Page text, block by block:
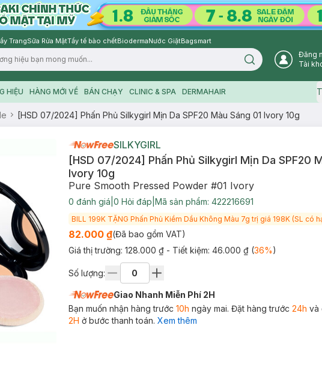
TrangSữa Rửa MặtTẩy tế bào chếtBiodermaNước GiặtBagsmart
Search icon
Đăng
Tài
HIỆU HÀNG MỚI VỀ BÁN CHẠY CLINIC & SPA DERMAHAIR
[HSD 07/2024] Phấn Phủ Silkygirl Mịn Da SPF20 Màu Sáng 01 Ivory 10g
SILKYGIRL
[HSD 07/2024] Phấn Phủ Silkygirl Mịn Da SPF20
Ivory 10g
Pure Smooth Pressed Powder #01 Ivory
0 đánh giá 0 Hỏi đáp Mã sản phẩm: 422216691
BILL 199K TẶNG Phấn Phủ Kiềm Dầu Không Màu 7g trị giá 198K (SL có
82.000 ₫(Đã bao gồm VAT)
Giá thị trường: 128.000 ₫ - Tiết kiệm: 46.000 ₫(36%)
Số lượng:
Giao Nhanh Miễn Phí 2H
Bạn muốn nhận hàng trước 10h ngày mai. Đặt hàng trước 24h và
2H ở bước thanh toán. Xem thêm